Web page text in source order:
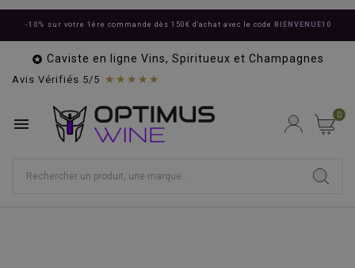
-10% sur votre 1ère commande dès 150€ d'achat avec le code BIENVENUE10
 Caviste en ligne Vins, Spiritueux et Champagnes
Avis Vérifiés 5/5 ★★★★★
 0